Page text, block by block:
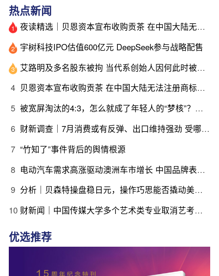
热点新闻
1 夜读精选｜贝恩资本宣布收购贡茶 在中国大陆无法注册商标后退出市场
2 宇树科技IPO估值600亿元 DeepSeek参与战略配售
3
艾路明及多名股东被拘 当代系创始人因何此时被清算
4
贝恩资本宣布收购贡茶 在中国大陆无法注册商标后退出市场
5
被宽屏淘汰的4:3，怎么就成了年轻人的“梦核”？｜热点
6
财新调查｜7月消费或有反弹、出口维持强劲 受哪些因素带动？
7 “竹知了”事件背后的舆情根源
8
电动汽车需求高涨驱动澳洲车市增长 中国品牌表现强劲｜出海·汽车
9
分析｜贝森特操盘稳日元，操作巧思能否撬动美日货币基本面
10
财新闻｜中国传媒大学多个艺术类专业取消艺考，将依据考生高考文化课成绩由高到低依次录取
优选推荐